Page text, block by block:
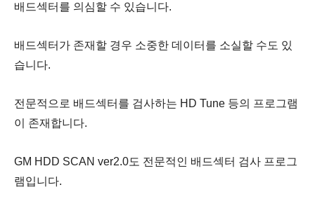
배드섹터를 의심할 수 있습니다.
배드섹터가 존재할 경우 소중한 데이터를 소실할 수도 있
습니다.
전문적으로 배드섹터를 검사하는 HD Tune 등의 프로그램
이 존재합니다.
GM HDD SCAN ver2.0도 전문적인 배드섹터 검사 프로그
램입니다.